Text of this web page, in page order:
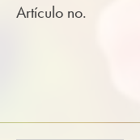
Artículo no.